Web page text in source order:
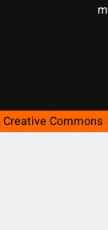
Creative Commons